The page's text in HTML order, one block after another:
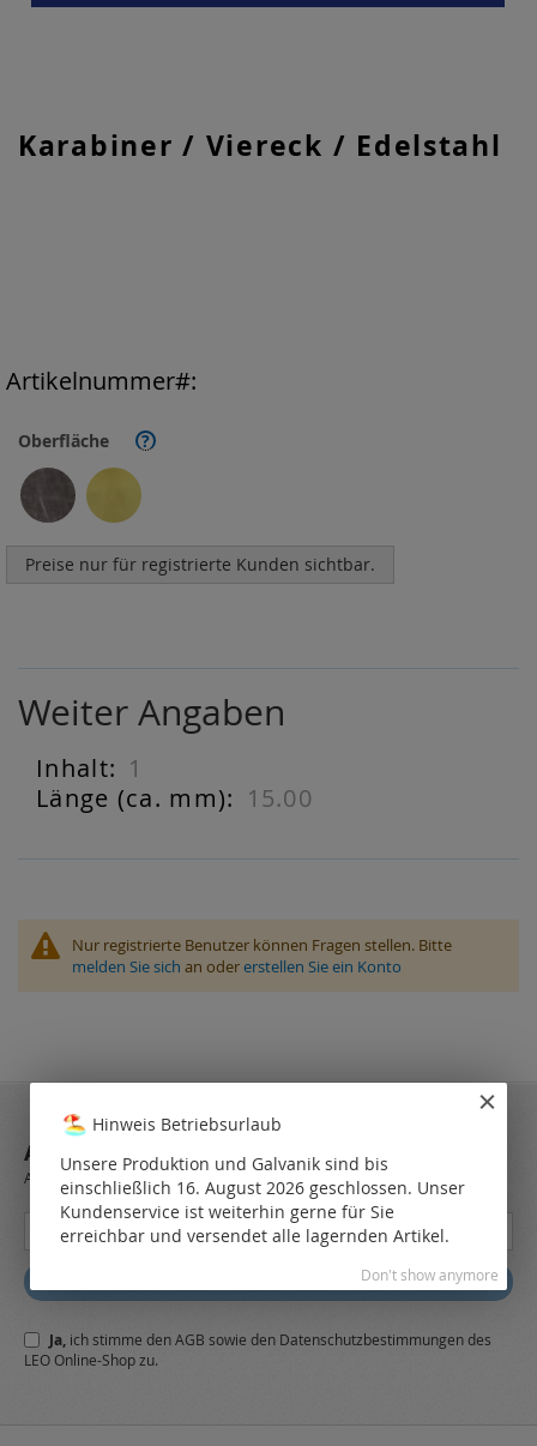
Karabiner / Viereck / Edelstahl
Oberfläche ?
Preise nur für registrierte Kunden sichtbar.
Artikelnummer
Anfang
Weiter Angaben
Weiter
Angaben
1
15.00
Nur registrierte Benutzer können Fragen stellen. Bitte
melden Sie sich an odererstellen Sie ein Konto
ABONNIEREN SIE UNSEREN NEWSLETTER
Always stay up to date and find out what's new from the very first hand.
Melden
sich
für
Newsletter
a:
Ja, ich stimme denAGB sowie den Datenschutzbestimmungendes
LEO Online-Shop zu.
Hinweis Betriebsurlaub
Unsere Produktion und Galvanik sind bis
einschließlich 16. August 2026 geschlossen. Unser
Kundenservice ist weiterhin gerne für Sie
erreichbar und versendet alle lagernden Artikel.
Don't show anymore